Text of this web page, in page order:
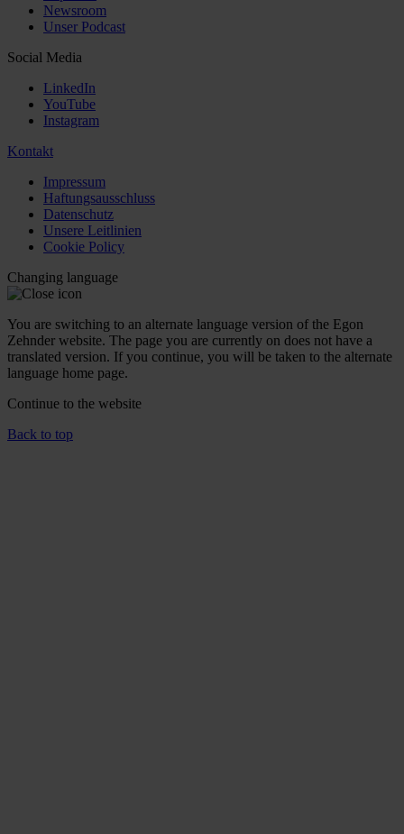
Newsroom
Unser Podcast
Social Media
LinkedIn
YouTube
Instagram
Kontakt
Impressum
Haftungsausschluss
Datenschutz
Unsere Leitlinien
Cookie Policy
Changing language
You are switching to an alternate language version of the Egon
Zehnder website. The page you are currently on does not have a
translated version. If you continue, you will be taken to the alternate
language home page.
Continue to the website
Back to top